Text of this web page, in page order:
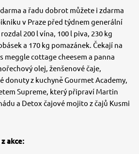
a řadu dobrot můžete i zdarma
v Praze před týdnem generální
200 l vína, 100 l piva, 230 kg
a 170 kg pomazánek. Čekají na
meggle cottage cheesem a panna
olej, ženšenové čaje,
donuty z kuchyně Gourmet Academy,
Supreme, který připraví Martin
a Detox čajové mojito z čajů Kusmi
akce: